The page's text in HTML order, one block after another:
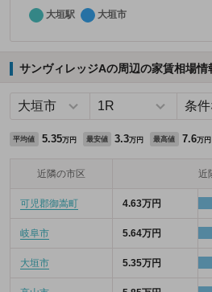
サンヴィレッジAの周辺の家賃相場情
平均値 5.35万円 最安値 3.3万円 最高値 7.6万円
近隣の市区 近
可児郡御嵩町 4.63万円
岐阜市 5.64万円
大垣市 5.35万円